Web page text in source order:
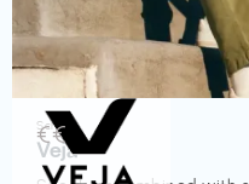
Schuhe
Veja
€€‎